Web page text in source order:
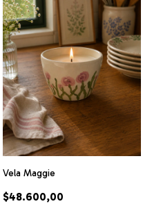
Vela Maggie
$48.600,00